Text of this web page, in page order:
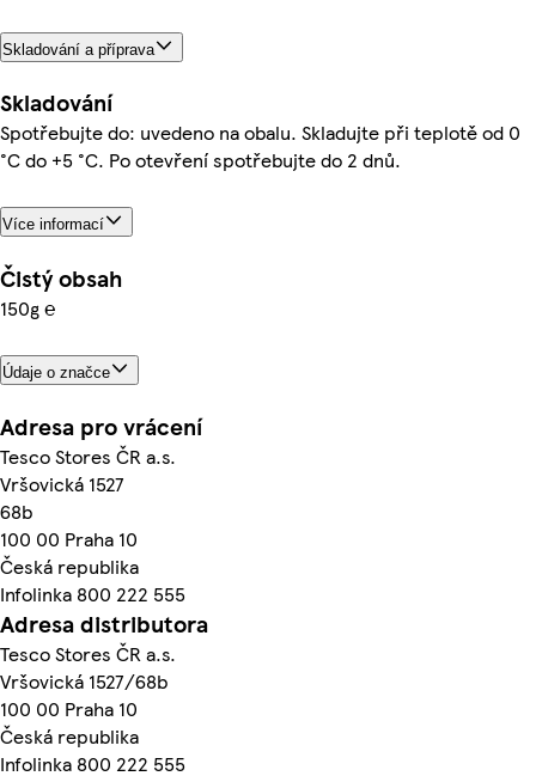
Skladování a příprava
Skladování
Spotřebujte do: uvedeno na obalu. Skladujte při teplotě od 0
°C do +5 °C. Po otevření spotřebujte do 2 dnů.
Více informací
Čistý obsah
150g ℮
Údaje o značce
Adresa pro vrácení
Tesco Stores ČR a.s.
Vršovická 1527
68b
100 00 Praha 10
Česká republika
Infolinka 800 222 555
Adresa distributora
Tesco Stores ČR a.s.
Vršovická 1527/68b
100 00 Praha 10
Česká republika
Infolinka 800 222 555